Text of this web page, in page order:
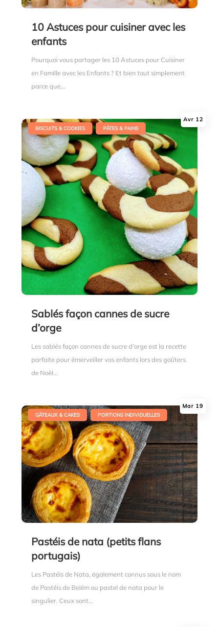
10 Astuces pour cuisiner avec les
enfants
Pourquoi vous partager les 10 Astuces pour Cuisiner
en Famille avec les Enfants ? Et bien tout simplement
parce que...
Sablés façon cannes de sucre
d’orge
Avr 12
BISCUITS & COOKIES PÂTES & PAINS
Les sablés façon cannes de sucre d’orge est la recette
parfaite pour émerveiller vos enfants lors des goûters
de Noël...
Pastéis de nata (petits flans
portugais)
Mar 19
GÂTEAUX & CAKES PORTIONS INDIVIDUELLES
Les Pastéis de Nata, également connus sous le nom
de Pastéis de Belém ou pastel de nata pour le
singulier. Ceux sont...